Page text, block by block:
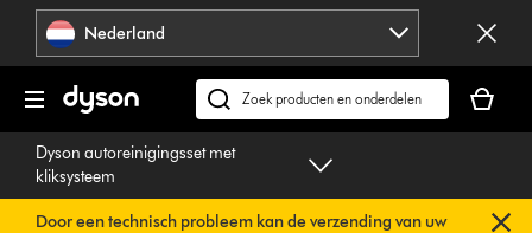
Navigatie
overslaan
Nederland
Zoek
op
dyson.nl
is
Dyson autoreinigingsset met
kliksysteem
Door een technisch probleem kan de verzending van uw